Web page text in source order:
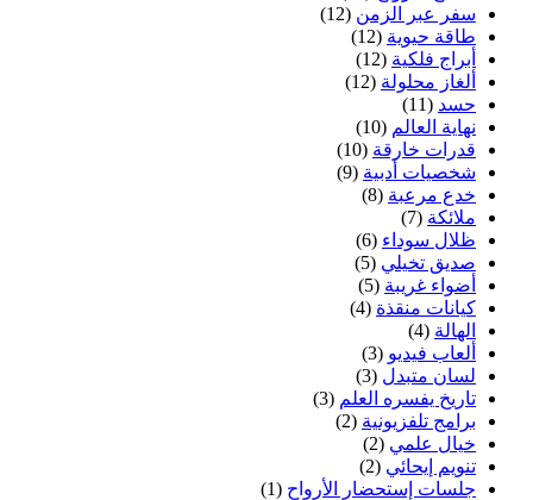
سفر عبر الزمن (12)
طاقة حيوية (12)
أبراج فلكية (12)
ألغاز محلولة (12)
حسد (11)
نهاية العالم (10)
قدرات خارقة (10)
شخصيات أدبية (9)
خدع مرعبة (8)
ملائكة (7)
ظلال سوداء (6)
صديق تخيلي (5)
أضواء غريبة (5)
كيانات منقذة (4)
الهالة (4)
ألعاب فيديو (3)
لسان متبدل (3)
تاريخ يفسره العلم (3)
برامج تلفزيونية (2)
خيال علمي (2)
تنويم إيحائي (2)
جلسات إستحضار الأرواح (1)